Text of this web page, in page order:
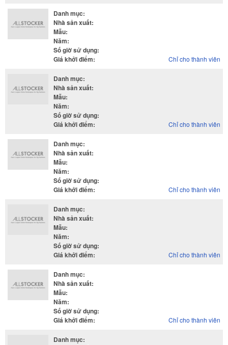
Danh mục:
Nhà sản xuất:
Mẫu:
Năm:
Số giờ sử dụng:
Giá khởi điểm: Chỉ cho thành viên
Danh mục:
Nhà sản xuất:
Mẫu:
Năm:
Số giờ sử dụng:
Giá khởi điểm: Chỉ cho thành viên
Danh mục:
Nhà sản xuất:
Mẫu:
Năm:
Số giờ sử dụng:
Giá khởi điểm: Chỉ cho thành viên
Danh mục:
Nhà sản xuất:
Mẫu:
Năm:
Số giờ sử dụng:
Giá khởi điểm: Chỉ cho thành viên
Danh mục:
Nhà sản xuất:
Mẫu:
Năm:
Số giờ sử dụng:
Giá khởi điểm: Chỉ cho thành viên
Danh mục: